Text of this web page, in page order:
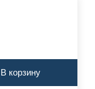
В корзину